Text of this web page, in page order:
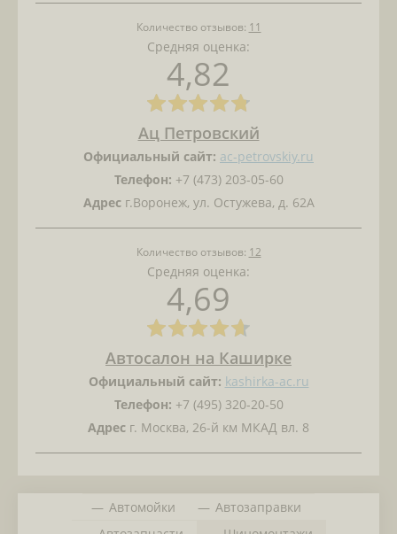
Количество отзывов: 11
Средняя оценка:
4,82
Ац Петровский
Официальный сайт: ac-petrovskiy.ru
Телефон: +7 (473) 203-05-60
Адресг.Воронеж, ул. Остужева, д. 62А
Количество отзывов: 12
Средняя оценка:
4,69
Автосалон на Каширке
Официальный сайт: kashirka-ac.ru
Телефон: +7 (495) 320-20-50
Адрес г. Москва, 26-й км МКАД вл. 8
Автомойки
Автозаправки